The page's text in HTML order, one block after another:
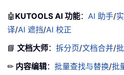
🤖 KUTOOLS AI 功能： AI 助手/
译/AI 遮挡/AI 校正
📘 文档大师： 拆分页/文档合并/
✏ 内容编辑： 批量查找与替换/批